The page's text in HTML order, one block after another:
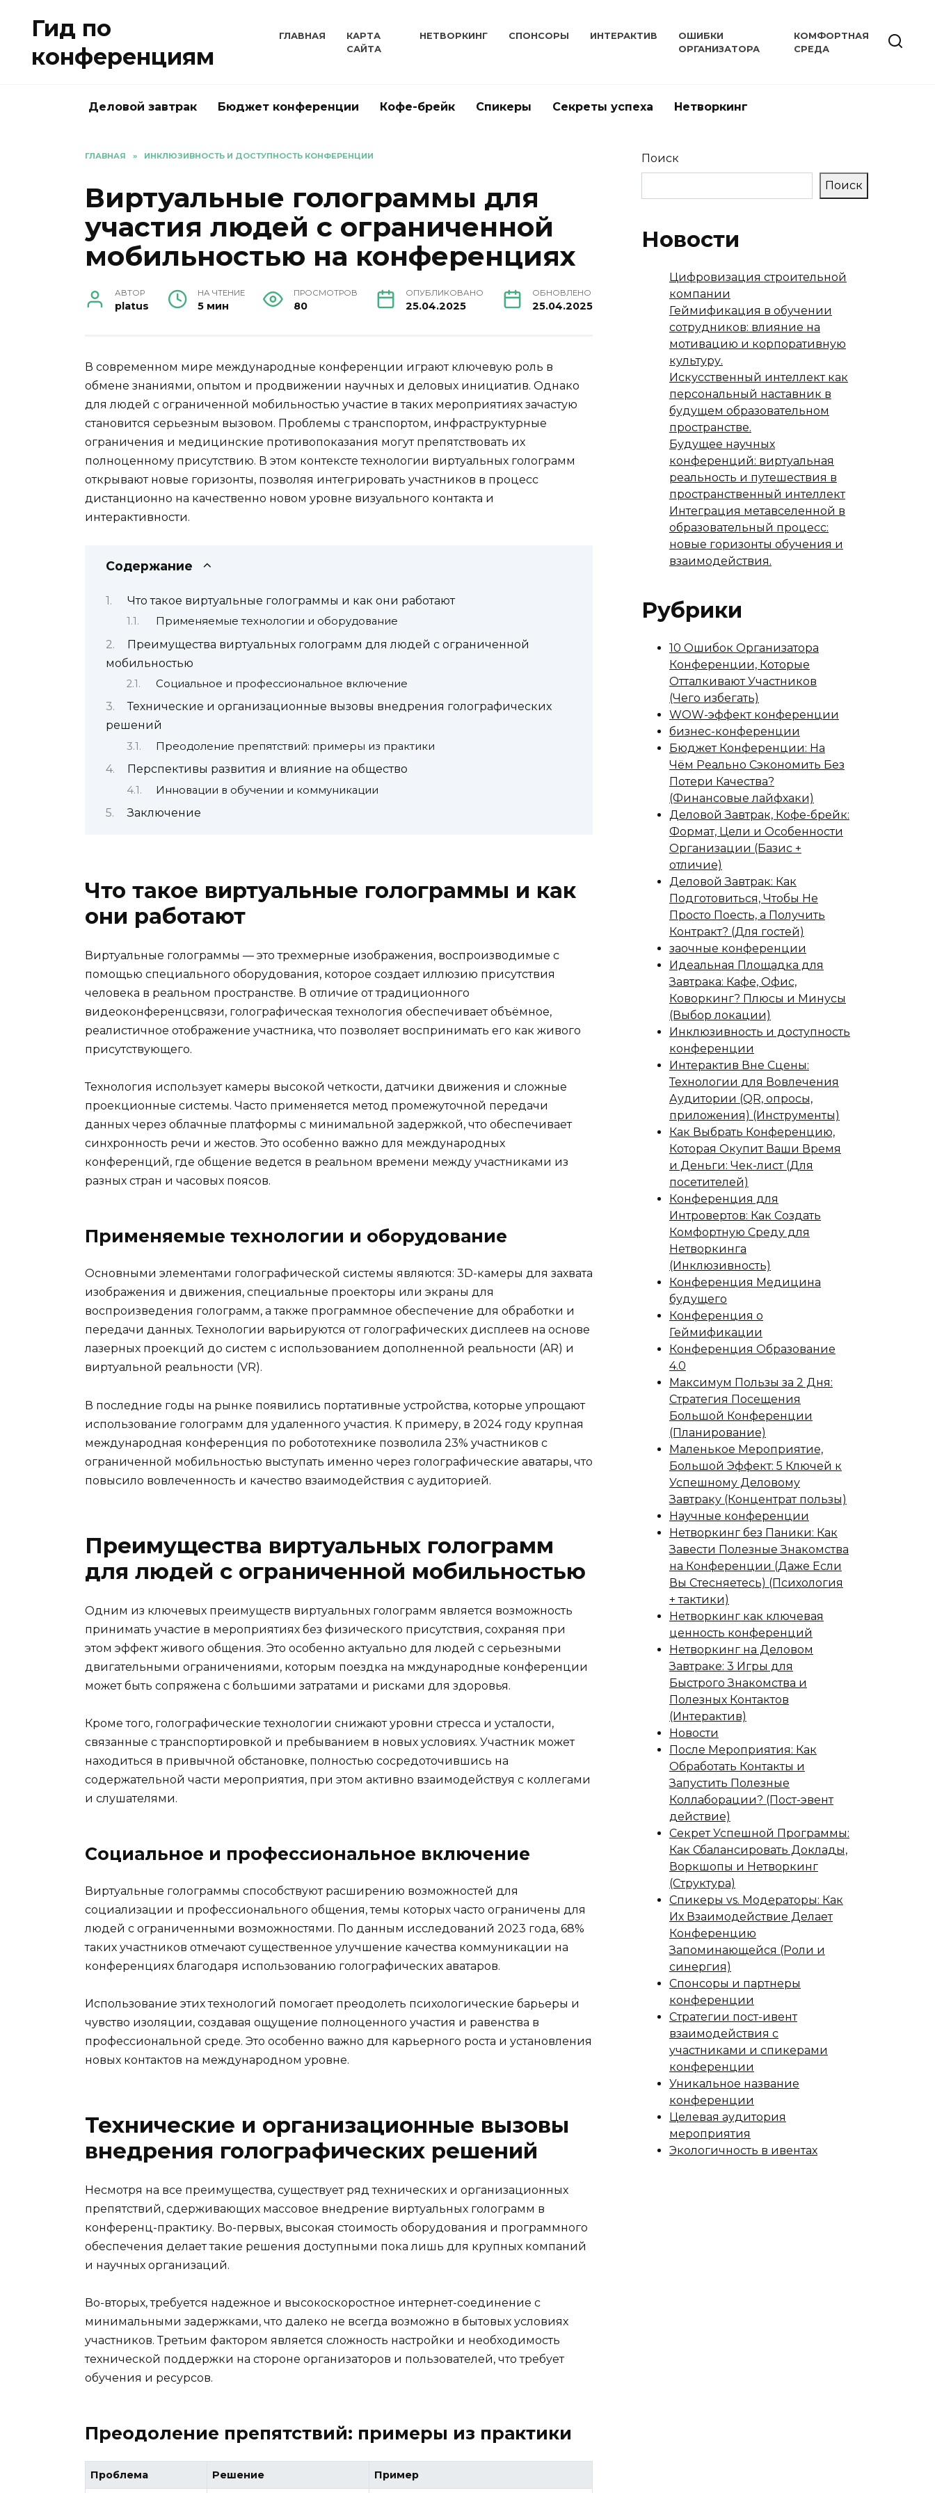
содержанию
Гид по
конференциям
ГЛАВНАЯ
КАРТА
САЙТА
НЕТВОРКИНГ СПОНСОРЫ ИНТЕРАКТИВ
ОШИБКИ
ОРГАНИЗАТОРА
КОМФОРТНАЯ
СРЕДА
Деловой завтрак Бюджет конференции Кофе-брейк Спикеры Секреты успеха Нетворкинг
ГЛАВНАЯ » ИНКЛЮЗИВНОСТЬ И ДОСТУПНОСТЬ КОНФЕРЕНЦИИ
Виртуальные голограммы для
участия людей с ограниченной
мобильностью на конференциях
АВТОР
platus
НА ЧТЕНИЕ
5 мин
ПРОСМОТРОВ
80
ОПУБЛИКОВАНО
25.04.2025
ОБНОВЛЕНО
25.04.2025
В современном мире международные конференции играют ключевую роль в
обмене знаниями, опытом и продвижении научных и деловых инициатив. Однако
для людей с ограниченной мобильностью участие в таких мероприятиях зачастую
становится серьезным вызовом. Проблемы с транспортом, инфраструктурные
ограничения и медицинские противопоказания могут препятствовать их
полноценному присутствию. В этом контексте технологии виртуальных голограмм
открывают новые горизонты, позволяя интегрировать участников в процесс
дистанционно на качественно новом уровне визуального контакта и
интерактивности.
Содержание
Что такое виртуальные голограммы и как они работают
Применяемые технологии и оборудование
Преимущества виртуальных голограмм для людей с ограниченной
мобильностью
Социальное и профессиональное включение
Технические и организационные вызовы внедрения голографических
решений
Преодоление препятствий: примеры из практики
Перспективы развития и влияние на общество
Инновации в обучении и коммуникации
Заключение
Что такое виртуальные голограммы и как
они работают
Виртуальные голограммы — это трехмерные изображения, воспроизводимые с
помощью специального оборудования, которое создает иллюзию присутствия
человека в реальном пространстве. В отличие от традиционного
видеоконференцсвязи, голографическая технология обеспечивает объёмное,
реалистичное отображение участника, что позволяет воспринимать его как живого
присутствующего.
Технология использует камеры высокой четкости, датчики движения и сложные
проекционные системы. Часто применяется метод промежуточной передачи
данных через облачные платформы с минимальной задержкой, что обеспечивает
синхронность речи и жестов. Это особенно важно для международных
конференций, где общение ведется в реальном времени между участниками из
разных стран и часовых поясов.
Применяемые технологии и оборудование
Основными элементами голографической системы являются: 3D-камеры для захвата
изображения и движения, специальные проекторы или экраны для
воспроизведения голограмм, а также программное обеспечение для обработки и
передачи данных. Технологии варьируются от голографических дисплеев на основе
лазерных проекций до систем с использованием дополненной реальности (AR) и
виртуальной реальности (VR).
В последние годы на рынке появились портативные устройства, которые упрощают
использование голограмм для удаленного участия. К примеру, в 2024 году крупная
международная конференция по робототехнике позволила 23% участников с
ограниченной мобильностью выступать именно через голографические аватары, что
повысило вовлеченность и качество взаимодействия с аудиторией.
Преимущества виртуальных голограмм
для людей с ограниченной мобильностью
Одним из ключевых преимуществ виртуальных голограмм является возможность
принимать участие в мероприятиях без физического присутствия, сохраняя при
этом эффект живого общения. Это особенно актуально для людей с серьезными
двигательными ограничениями, которым поездка на мждународные конференции
может быть сопряжена с большими затратами и рисками для здоровья.
Кроме того, голографические технологии снижают уровни стресса и усталости,
связанные с транспортировкой и пребыванием в новых условиях. Участник может
находиться в привычной обстановке, полностью сосредоточившись на
содержательной части мероприятия, при этом активно взаимодействуя с коллегами
и слушателями.
Социальное и профессиональное включение
Виртуальные голограммы способствуют расширению возможностей для
социализации и профессионального общения, темы которых часто ограничены для
людей с ограниченными возможностями. По данным исследований 2023 года, 68%
таких участников отмечают существенное улучшение качества коммуникации на
конференциях благодаря использованию голографических аватаров.
Использование этих технологий помогает преодолеть психологические барьеры и
чувство изоляции, создавая ощущение полноценного участия и равенства в
профессиональной среде. Это особенно важно для карьерного роста и установления
новых контактов на международном уровне.
Технические и организационные вызовы
внедрения голографических решений
Несмотря на все преимущества, существует ряд технических и организационных
препятствий, сдерживающих массовое внедрение виртуальных голограмм в
конференц-практику. Во-первых, высокая стоимость оборудования и программного
обеспечения делает такие решения доступными пока лишь для крупных компаний
и научных организаций.
Во-вторых, требуется надежное и высокоскоростное интернет-соединение с
минимальными задержками, что далеко не всегда возможно в бытовых условиях
участников. Третьим фактором является сложность настройки и необходимость
технической поддержки на стороне организаторов и пользователей, что требует
обучения и ресурсов.
Преодоление препятствий: примеры из практики
Проблема Решение Пример
Поиск
Поиск
Новости
Цифровизация строительной
компании
Геймификация в обучении
сотрудников: влияние на
мотивацию и корпоративную
культуру.
Искусственный интеллект как
персональный наставник в
будущем образовательном
пространстве.
Будущее научных
конференций: виртуальная
реальность и путешествия в
пространственный интеллект
Интеграция метавселенной в
образовательный процесс:
новые горизонты обучения и
взаимодействия.
Рубрики
10 Ошибок Организатора
Конференции, Которые
Отталкивают Участников
(Чего избегать)
WOW-эффект конференции
бизнес-конференции
Бюджет Конференции: На
Чём Реально Сэкономить Без
Потери Качества?
(Финансовые лайфхаки)
Деловой Завтрак, Кофе-брейк:
Формат, Цели и Особенности
Организации (Базис +
отличие)
Деловой Завтрак: Как
Подготовиться, Чтобы Не
Просто Поесть, а Получить
Контракт? (Для гостей)
заочные конференции
Идеальная Площадка для
Завтрака: Кафе, Офис,
Коворкинг? Плюсы и Минусы
(Выбор локации)
Инклюзивность и доступность
конференции
Интерактив Вне Сцены:
Технологии для Вовлечения
Аудитории (QR, опросы,
приложения) (Инструменты)
Как Выбрать Конференцию,
Которая Окупит Ваши Время
и Деньги: Чек-лист (Для
посетителей)
Конференция для
Интровертов: Как Создать
Комфортную Среду для
Нетворкинга
(Инклюзивность)
Конференция Медицина
будущего
Конференция о
Геймификации
Конференция Образование
4.0
Максимум Пользы за 2 Дня:
Стратегия Посещения
Большой Конференции
(Планирование)
Маленькое Мероприятие,
Большой Эффект: 5 Ключей к
Успешному Деловому
Завтраку (Концентрат пользы)
Научные конференции
Нетворкинг без Паники: Как
Завести Полезные Знакомства
на Конференции (Даже Если
Вы Стесняетесь) (Психология
+ тактики)
Нетворкинг как ключевая
ценность конференций
Нетворкинг на Деловом
Завтраке: 3 Игры для
Быстрого Знакомства и
Полезных Контактов
(Интерактив)
Новости
После Мероприятия: Как
Обработать Контакты и
Запустить Полезные
Коллаборации? (Пост-эвент
действие)
Секрет Успешной Программы:
Как Сбалансировать Доклады,
Воркшопы и Нетворкинг
(Структура)
Спикеры vs. Модераторы: Как
Их Взаимодействие Делает
Конференцию
Запоминающейся (Роли и
синергия)
Спонсоры и партнеры
конференции
Стратегии пост-ивент
взаимодействия с
участниками и спикерами
конференции
Уникальное название
конференции
Целевая аудитория
мероприятия
Экологичность в ивентах